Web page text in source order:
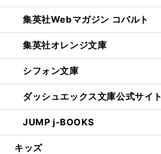
集英社Webマガジン コバルト
集英社オレンジ文庫
シフォン文庫
ダッシュエックス文庫公式サイト
JUMP j-BOOKS
キッズ